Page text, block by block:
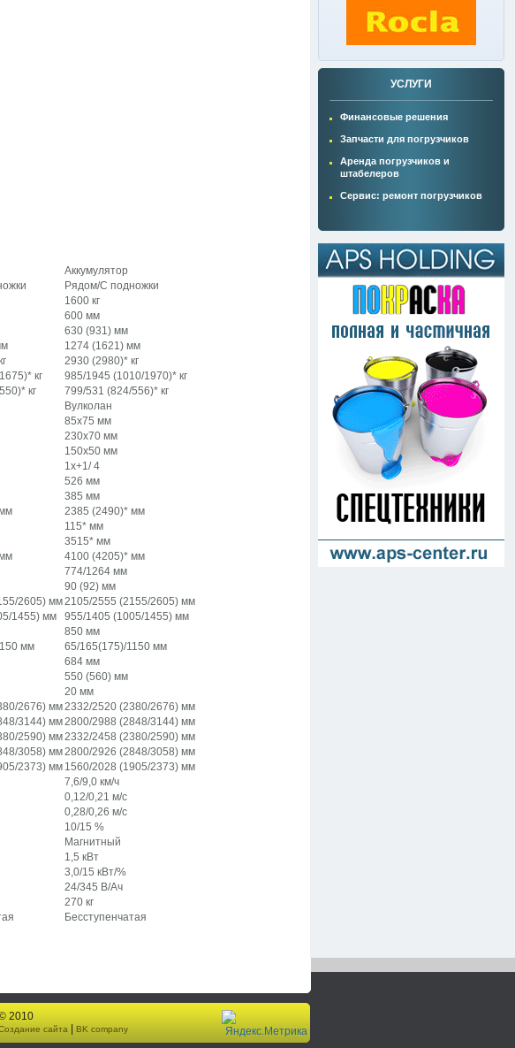
Аккумулятор
Рядом/С подножки
1600 кг
600 мм
630 (931) мм
1274 (1621) мм
2930 (2980)* кг
кг
985/1945 (1010/1970)* кг
кг
799/531 (824/556)* кг
Вулколан
85х75 мм
230х70 мм
150х50 мм
1x+1/ 4
526 мм
385 мм
2385 (2490)* мм
115* мм
3515* мм
4100 (4205)* мм
774/1264 мм
90 (92) мм
2605) мм2105/2555 (2155/2605) мм
1455) мм
955/1405 (1005/1455) мм
850 мм
мм
65/165(175)/1150 мм
684 мм
550 (560) мм
20 мм
2676) мм2332/2520 (2380/2676) мм
3144) мм2800/2988 (2848/3144) мм
2590) мм2332/2458 (2380/2590) мм
3058) мм2800/2926 (2848/3058) мм
2373) мм 1560/2028 (1905/2373) мм
7,6/9,0 км/ч
0,12/0,21 м/с
0,28/0,26 м/с
10/15 %
Магнитный
1,5 кВт
3,0/15 кВт/%
24/345 В/Ач
270 кг
Бесступенчатая
УСЛУГИ
Финансовые решения
Запчасти для погрузчиков
Аренда погрузчиков и
штабелеров
Сервис: ремонт погрузчиков
2010
сайта BK company